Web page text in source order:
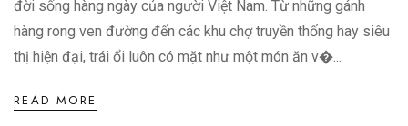
đời sống hàng ngày của người Việt Nam. Từ những gánh
hàng rong ven đường đến các khu chợ truyền thống hay siêu
thị hiện đại, trái ổi luôn có mặt như một món ăn v�...
READ MORE